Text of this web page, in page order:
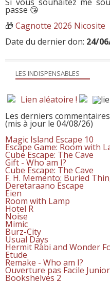
LES INDISPENSABLES
Lien aléatoire !
Les derniers commentaires
(mis à jour le 04/08/26)
Magic Island Escape 10
Escape Game: Room with
Cube Escape: The Cave
Gift - Who am I?
Cube Escape: The Cave
F. H. Memento: Buried
Deretaraano Escape
Eien
Room with Lamp
Hotel R
Noise
Mimic
Burz-City
Usual Days
Hermit Rabi and Wonder
Etude
Remake - Who am I?
Ouverture pas Facile Junior
Bookshelves 2
passe 😘
🎁 Cagnotte 2026 Nicosite
Date du dernier don: 24/